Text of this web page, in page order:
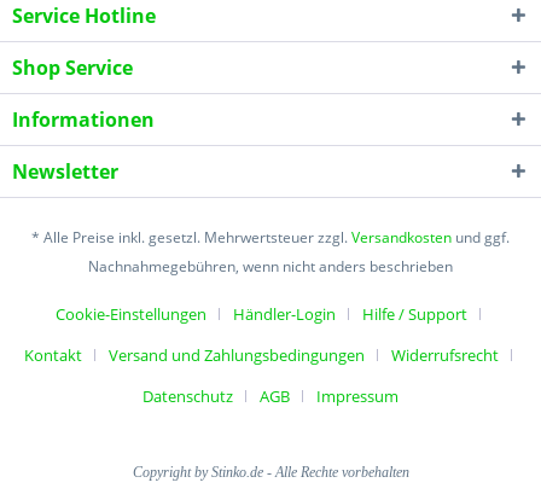
Service Hotline
Shop Service
Informationen
Newsletter
* Alle Preise inkl. gesetzl. Mehrwertsteuer zzgl.Versandkosten und ggf.
Nachnahmegebühren, wenn nicht anders beschrieben
Cookie-Einstellungen Händler-Login
Hilfe / Support
Kontakt
Versand und Zahlungsbedingungen
Widerrufsrecht
Datenschutz
AGB Impressum
Copyright by Stinko.de - Alle Rechte vorbehalten